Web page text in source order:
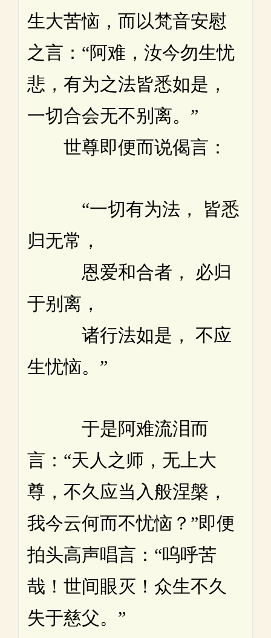
生大苦恼，而以梵音安慰
之言：“阿难，汝今勿生忧
悲，有为之法皆悉如是，
一切合会无不别离。”
世尊即便而说偈言：
“一切有为法， 皆悉
归无常，
恩爱和合者， 必归
于别离，
诸行法如是， 不应
生忧恼。”
于是阿难流泪而
言：“天人之师，无上大
尊，不久应当入般涅槃，
我今云何而不忧恼？”即便
拍头高声唱言：“呜呼苦
哉！世间眼灭！众生不久
失于慈父。”